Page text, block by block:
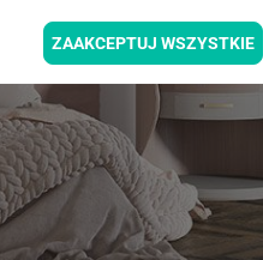
ZAAKCEPTUJ WSZYSTKIE